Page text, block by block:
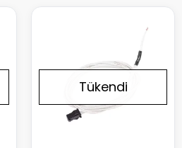
Tükendi